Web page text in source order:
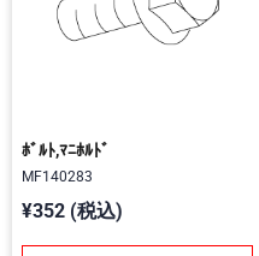
ﾎﾞﾙﾄ,ﾏﾆﾎﾙﾄﾞ
MF140283
¥352 (税込)